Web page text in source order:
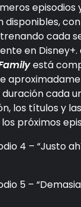
episodios
disponibles,
cada
en Disney+.
está
cada
los títulos y
próximos
4 – “Justo
5 –